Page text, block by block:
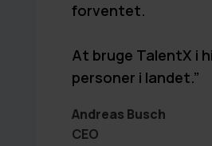
forventet.
At bruge TalentX i
personer i landet.
Andreas Busch
CEO